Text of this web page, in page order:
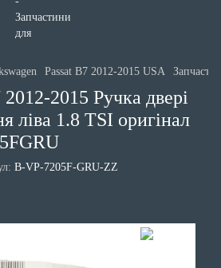
Passat B7 2012-2015 USA
2015 Ручка двері
ліва 1.8 TSI оригінал
B-VP-7205F-GRU-ZZ